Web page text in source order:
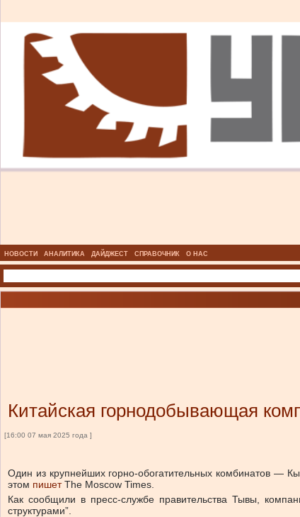
НОВОСТИ АНАЛИТИКА ДАЙДЖЕСТ СПРАВОЧНИК О НАС
Китайская горнодобывающая
[16:00 07 мая 2025 года ]
Один из крупнейших горно-обогатительных комбинатов —
этом пишетThe Moscow Times.
Как сообщили в пресс-службе правительства Тывы,
структурами”.